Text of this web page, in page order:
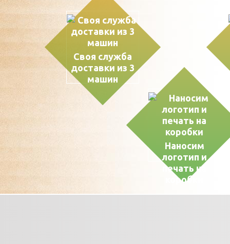
Своя служба
доставки из 3
машин
Наносим
логотип и
печать на
коробки